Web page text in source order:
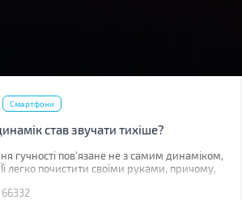
Смартфони
став звучати тихіше?
гучності пов'язане не з самим динаміком,
легко почистити своїми руками, причому,
66332